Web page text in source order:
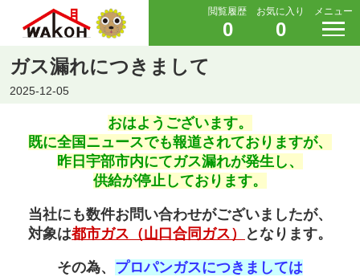
閲覧履歴
0
お気に入り
0
メニュー
ガス漏れにつきまして
2025-12-05
おはようございます。
既に全国ニュースでも報道されておりますが、
昨日宇部市内にてガス漏れが発生し、
供給が停止しております。
当社にも数件お問い合わせがございましたが、
対象は都市ガス（山口合同ガス） となります。
その為、 プロパンガスにつきましては